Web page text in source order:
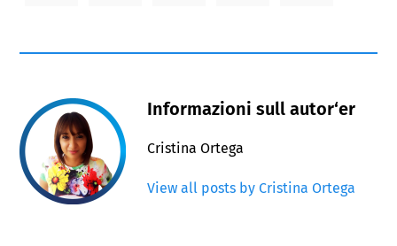
Informazioni sull autor‘er
Cristina Ortega
View all posts by Cristina Ortega